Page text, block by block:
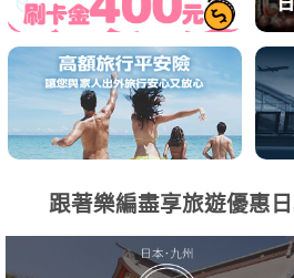
跟著樂編盡享旅遊優惠